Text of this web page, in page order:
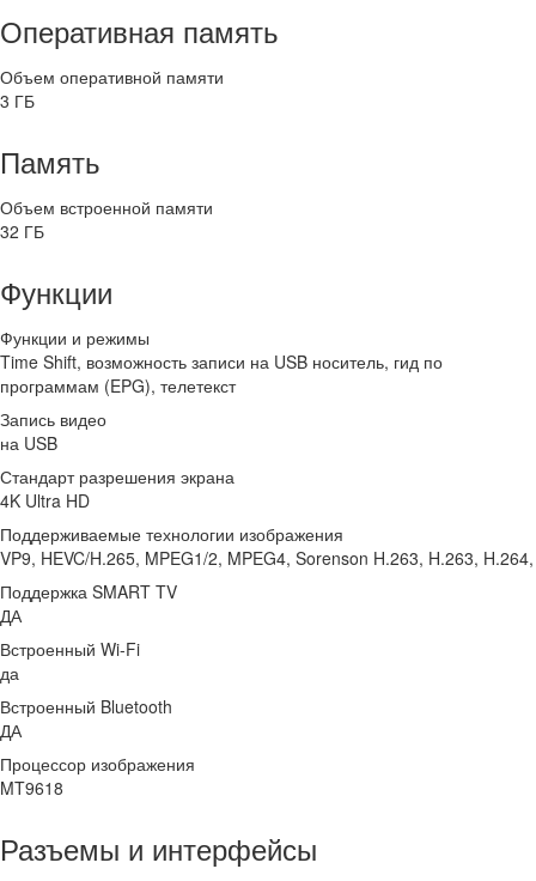
Оперативная память
Объем оперативной памяти
3 ГБ
Память
Объем встроенной памяти
32 ГБ
Функции
Функции и режимы
Time Shift, возможность записи на USB носитель, гид по
программам (EPG), телетекст
Запись видео
на USB
Стандарт разрешения экрана
4K Ultra HD
Поддерживаемые технологии изображения
VP9, HEVC/H.265, MPEG1/2, MPEG4, Sorenson H.263, H.263,
Поддержка SMART TV
ДА
Встроенный Wi-Fi
да
Встроенный Bluetooth
ДА
Процессор изображения
MT9618
Разъемы и интерфейсы